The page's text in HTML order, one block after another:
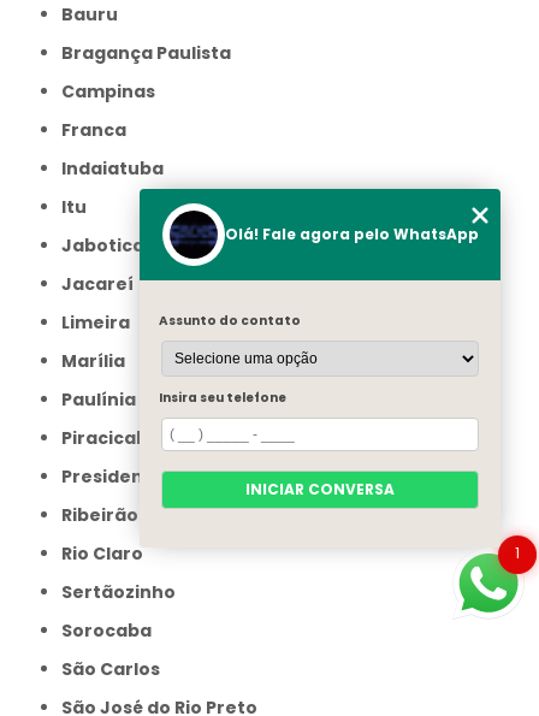
Bauru
Bragança Paulista
Campinas
Franca
Indaiatuba
Itu
Jaboticabal
Jacareí
Limeira
Marília
Paulínia
Piracicaba
Presidente Prudente
Ribeirão Preto
Rio Claro
Sertãozinho
Sorocaba
São Carlos
São José do Rio Preto
1
Olá! Fale agora pelo WhatsApp
Assunto do contato
Insira seu telefone
INICIAR CONVERSA